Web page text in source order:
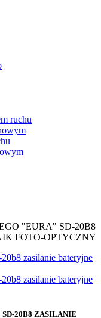
ruchu
"EURA" SD-20B8
FOTO-OPTYCZNY
20B8 ZASILANIE